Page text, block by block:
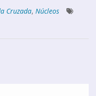
Cruzada, Núcleos